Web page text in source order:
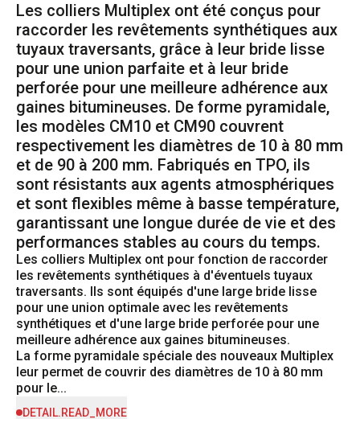
Les colliers Multiplex ont été conçus pour
raccorder les revêtements synthétiques aux
tuyaux traversants, grâce à leur bride lisse
pour une union parfaite et à leur bride
perforée pour une meilleure adhérence aux
gaines bitumineuses. De forme pyramidale,
les modèles CM10 et CM90 couvrent
respectivement les diamètres de 10 à 80 mm
et de 90 à 200 mm. Fabriqués en TPO, ils
sont résistants aux agents atmosphériques
et sont flexibles même à basse température,
garantissant une longue durée de vie et des
performances stables au cours du temps.
Les colliers Multiplex ont pour fonction de raccorder
les revêtements synthétiques à d'éventuels tuyaux
traversants. Ils sont équipés d'une large bride lisse
pour une union optimale avec les revêtements
synthétiques et d'une large bride perforée pour une
meilleure adhérence aux gaines bitumineuses.
La forme pyramidale spéciale des nouveaux Multiplex
leur permet de couvrir des diamètres de 10 à 80 mm
pour le...
DETAIL.READ_MORE